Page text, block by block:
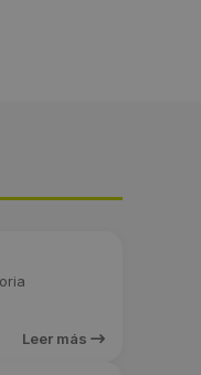
Leer más